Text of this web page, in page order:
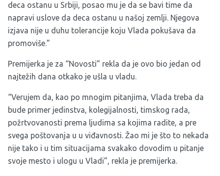
deca ostanu u Srbiji, posao mu je da se bavi time da
napravi uslove da deca ostanu u našoj zemlji. Njegova
izjava nije u duhu tolerancije koju Vlada pokušava da
promoviše.”
Premijerka je za “Novosti” rekla da je ovo bio jedan od
najtežih dana otkako je ušla u vladu.
“Verujem da, kao po mnogim pitanjima, Vlada treba da
bude primer jedinstva, kolegijalnosti, timskog rada,
požrtvovanosti prema ljudima sa kojima radite, a pre
svega poštovanja u u viđavnosti. Žao mi je što to nekada
nije tako i u tim situacijama svakako dovodim u pitanje
svoje mesto i ulogu u Vladi”, rekla je premijerka.